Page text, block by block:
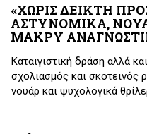
«ΧΩΡΙΣ ΔΕΙΚΤΗ
ΑΣΤΥΝΟΜΙΚΑ,
ΜΑΚΡΥ
Καταιγιστική δράση αλλά
σχολιασμός και σκοτεινός
νουάρ και ψυχολογικά